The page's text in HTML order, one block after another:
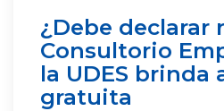
¿Debe declarar
Consultorio
la UDES brinda
gratuita